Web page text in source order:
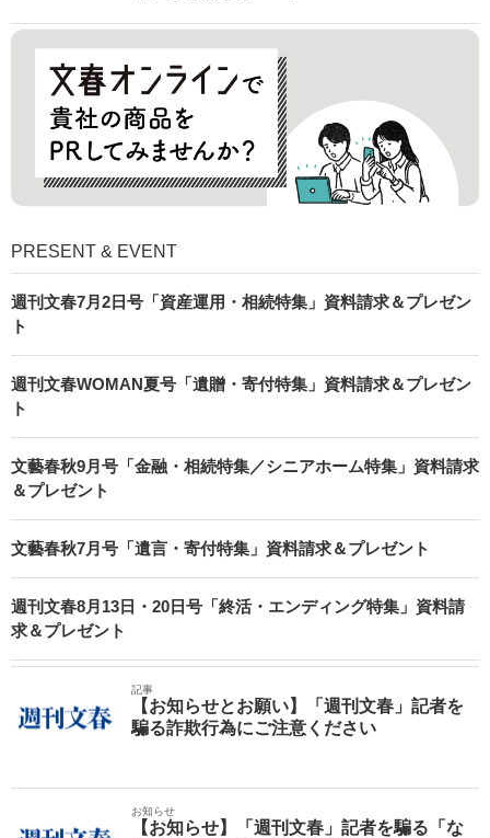
PRESENT & EVENT
週刊文春7月2日号「資産運用・相続特集」資料請求＆プレゼン
ト
週刊文春WOMAN夏号「遺贈・寄付特集」資料請求＆プレゼン
ト
文藝春秋9月号「金融・相続特集／シニアホーム特集」資料請求
＆プレゼント
文藝春秋7月号「遺言・寄付特集」資料請求＆プレゼント
週刊文春8月13日・20日号「終活・エンディング特集」資料請
求＆プレゼント
記事
【お知らせとお願い】「週刊文春」記者を
騙る詐欺行為にご注意ください
お知らせ
【お知らせ】「週刊文春」記者を騙る「な